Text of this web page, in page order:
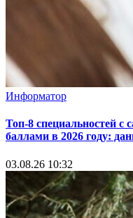
Информатор
Топ-8 специальностей
баллами в 2026 году:
03.08.26 10:32